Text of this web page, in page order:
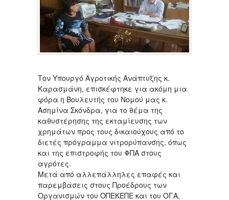
Τον Υπουργό Αγροτικής Ανάπτυξης κ.
Καρασμάνη, επισκέφτηκε για ακόμη μια
φόρα η Βουλευτής του Νομού μας κ.
Ασημίνα Σκόνδρα, για το θέμα της
καθυστέρησης της εκταμίευσης των
χρημάτων προς τους δικαιούχους από το
διετές πρόγραμμα νιτρορύπανσης, όπως
και της επιστροφής του ΦΠΑ στους
αγρότες.
Μετά από αλλεπάλληλες επαφές και
παρεμβάσεις στους Προέδρους των
Οργανισμών του ΟΠΕΚΕΠΕ και του ΟΓΑ,